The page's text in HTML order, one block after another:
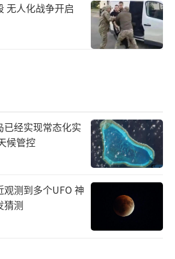
无人化战争开启
经实现常态化实
候管控
测到多个UFO 神
猜测